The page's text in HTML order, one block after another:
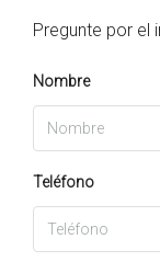
Pregunte por el
Nombre
Teléfono